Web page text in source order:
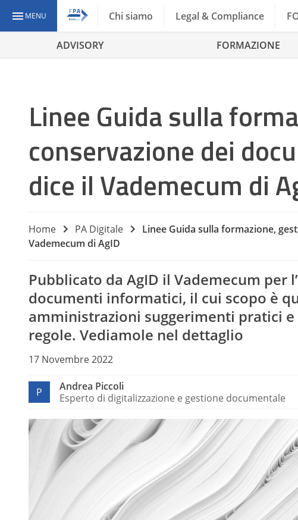
MENU Chi siamo Legal & Compliance
ADVISORY FORMAZIONE
Linee Guida sulla
conservazione dei
dice il Vademecum di
Home PA Digitale
Linee Guida sulla formazione,
Vademecum di AgID
Pubblicato da AgID il Vademecum per
documenti informatici, il cui scopo è
amministrazioni suggerimenti pratici
regole. Vediamole nel dettaglio
17 Novembre 2022
P
Andrea Piccoli
Esperto di digitalizzazione e gestione documentale